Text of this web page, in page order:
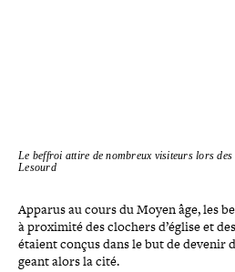
Le beffroi attire de nombreux visiteurs lors
Lesourd
Apparus au cours du Moyen âge, les
à proximité des clochers d’église et
étaient conçus dans le but de devenir
geant alors la cité.